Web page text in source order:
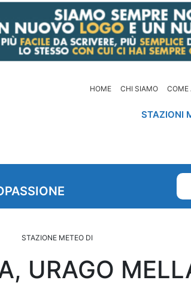
HOME CHI SIAMO COME
STAZIONI
STAZIONE METEO DI
URAGO